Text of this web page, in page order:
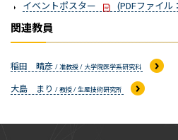
イベントポスター
(PDFファイル
関連教員
稲田 晴彦 / 准教授 / 大学院医学系研究科
大島 まり / 教授 / 生産技術研究所